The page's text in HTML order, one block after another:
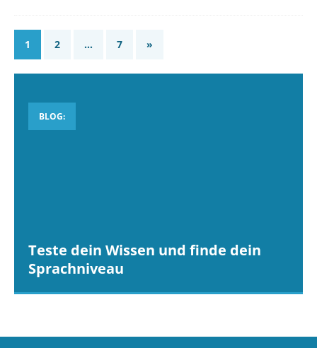
1 2 … 7 »
BLOG:
Teste dein Wissen und finde dein
Sprachniveau